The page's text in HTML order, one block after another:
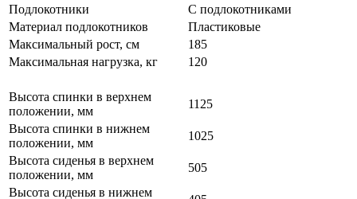
Подлокотники
С подлокотниками
Материал подлокотников
Пластиковые
Максимальный рост, см
185
Максимальная нагрузка, кг
120
Высота спинки в верхнем
положении, мм
1125
Высота спинки в нижнем
положении, мм
1025
Высота сиденья в верхнем
положении, мм
505
Высота сиденья в нижнем